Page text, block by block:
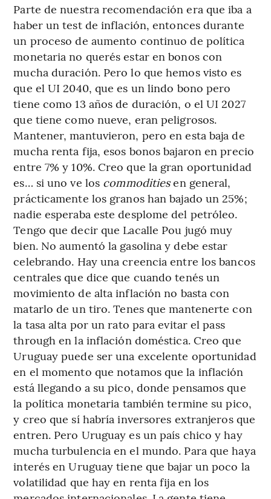
Parte de nuestra recomendación era que iba a
haber un test de inflación, entonces durante
un proceso de aumento continuo de política
monetaria no querés estar en bonos con
mucha duración. Pero lo que hemos visto es
que el UI 2040, que es un lindo bono pero
tiene como 13 años de duración, o el UI 2027
que tiene como nueve, eran peligrosos.
Mantener, mantuvieron, pero en esta baja de
mucha renta fija, esos bonos bajaron en precio
entre 7% y 10%. Creo que la gran oportunidad
es… si uno ve los commoditiesen general,
prácticamente los granos han bajado un 25%;
nadie esperaba este desplome del petróleo.
Tengo que decir que Lacalle Pou jugó muy
bien. No aumentó la gasolina y debe estar
celebrando. Hay una creencia entre los bancos
centrales que dice que cuando tenés un
movimiento de alta inflación no basta con
matarlo de un tiro. Tenes que mantenerte con
la tasa alta por un rato para evitar el pass
through en la inflación doméstica. Creo que
Uruguay puede ser una excelente oportunidad
en el momento que notamos que la inflación
está llegando a su pico, donde pensamos que
la política monetaria también termine su pico,
y creo que sí habría inversores extranjeros que
entren. Pero Uruguay es un país chico y hay
mucha turbulencia en el mundo. Para que haya
interés en Uruguay tiene que bajar un poco la
volatilidad que hay en renta fija en los